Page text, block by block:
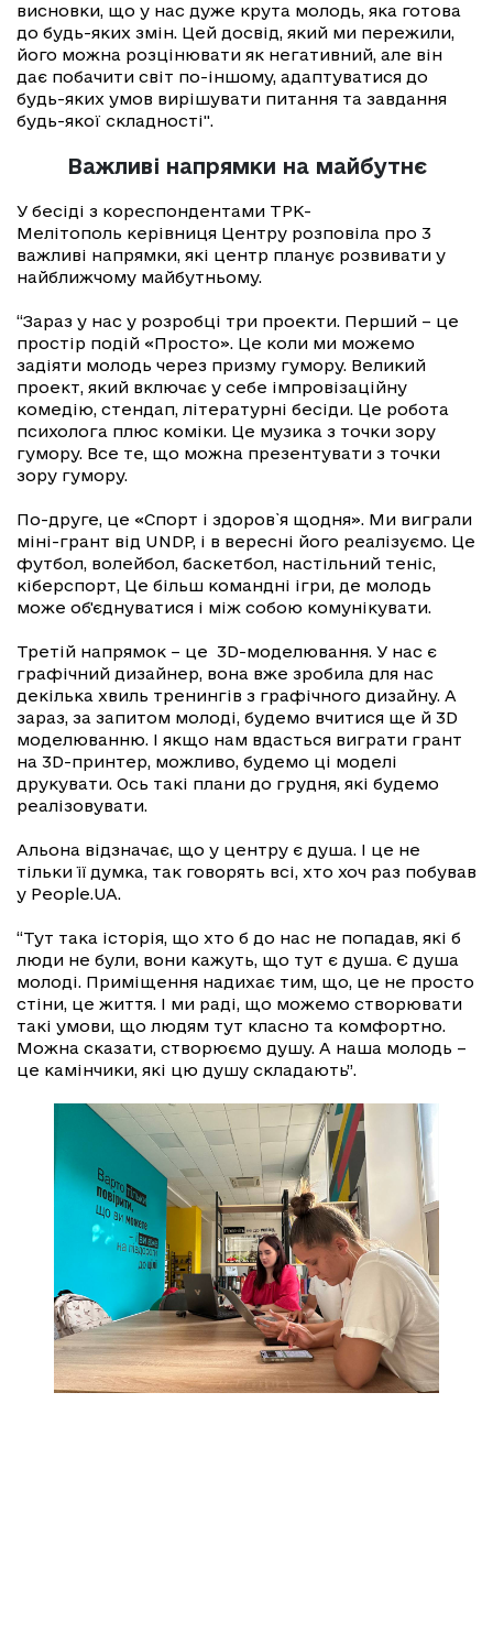
висновки, що у нас дуже крута молодь, яка готова
до будь-яких змін. Цей досвід, який ми пережили,
його можна розцінювати як негативний, але він
дає побачити світ по-іншому, адаптуватися до
будь-яких умов вирішувати питання та завдання
будь-якої складності".
Важливі напрямки на майбутнє
У бесіді з кореспондентами ТРК-
Мелітополь керівниця Центру розповіла про 3
важливі напрямки, які центр планує розвивати у
найближчому майбутньому.
“Зараз у нас у розробці три проекти. Перший – це
простір подій «Просто». Це коли ми можемо
задіяти молодь через призму гумору. Великий
проект, який включає у себе імпровізаційну
комедію, стендап, літературні бесіди. Це робота
психолога плюс коміки. Це музика з точки зору
гумору. Все те, що можна презентувати з точки
зору гумору.
По-друге, це «Спорт і здоров`я щодня». Ми виграли
міні-грант від UNDP, і в вересні його реалізуємо. Це
футбол, волейбол, баскетбол, настільний теніс,
кіберспорт, Це більш командні ігри, де молодь
може об'єднуватися і між собою комунікувати.
Третій напрямок – це 3D-моделювання. У нас є
графічний дизайнер, вона вже зробила для нас
декілька хвиль тренингів з графічного дизайну. А
зараз, за запитом молоді, будемо вчитися ще й 3D
моделюванню. І якщо нам вдасться виграти грант
на 3D-принтер, можливо, будемо ці моделі
друкувати. Ось такі плани до грудня, які будемо
реалізовувати.
Альона відзначає, що у центру є душа. І це не
тільки її думка, так говорять всі, хто хоч раз побував
у People.UA.
“Тут така історія, що хто б до нас не попадав, які б
люди не були, вони кажуть, що тут є душа. Є душа
молоді. Приміщення надихає тим, що, це не просто
стіни, це життя. І ми раді, що можемо створювати
такі умови, що людям тут класно та комфортно.
Можна сказати, створюємо душу. А наша молодь –
це камінчики, які цю душу складають”.